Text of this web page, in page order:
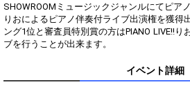
Throw gifts to the stage and join
the live performance.
First, try throwing free Stars
(once a day)! You can also charge
(available from 1 JPY)! When you
continue to send gifts to the
You
SHOWROOMミュージックジャンルにてピア
りおによるピアノ伴奏付ライブ出演権を獲得
ング1位と審査員特別賞の方はPIANO LIVE!!り
ブを行うことが出来ます。
イベント詳細